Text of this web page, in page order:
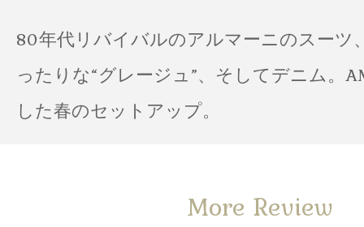
80年代リバイバルのアルマーニのスーツ
ったりな“グレージュ”、そしてデニム。
した春のセットアップ。
More Review